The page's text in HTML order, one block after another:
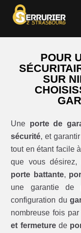
POUR
SUR
Une porte de
sécurité, et
tout en étant facile
que vous désirez,
porte battante,
une garantie de
configuration du
nombreuse fois
et fermeturede